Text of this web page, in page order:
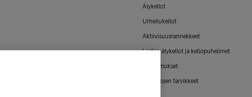
Älykellot
Urheilukellot
Aktiivisuusrannekkeet
Lasten älykellot ja kellopuhelimet
Älysormukset
Älykellojen tarvikkeet